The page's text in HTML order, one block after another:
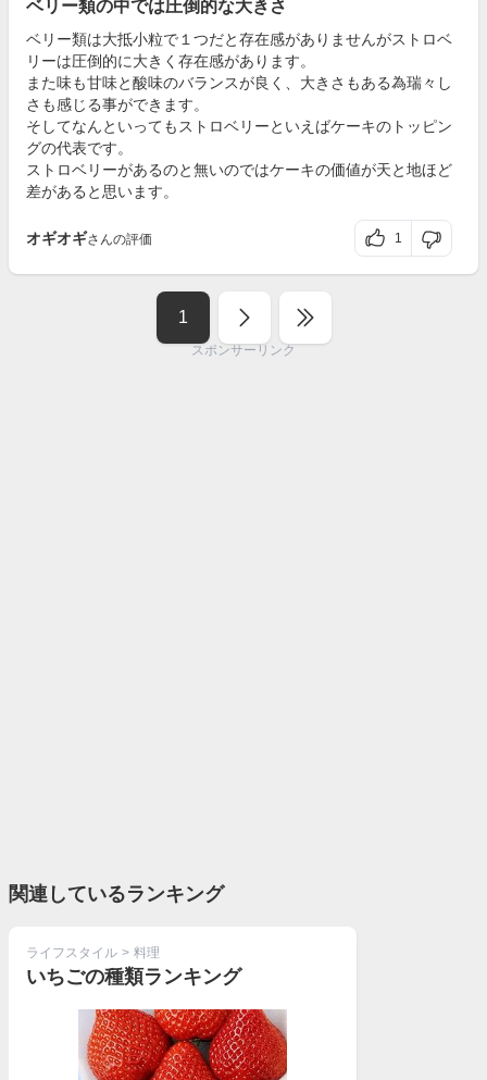
ベリー類の中では圧倒的な大きさ
ベリー類は大抵小粒で１つだと存在感がありませんがストロベ
リーは圧倒的に大きく存在感があります。
また味も甘味と酸味のバランスが良く、大きさもある為瑞々し
さも感じる事ができます。
そしてなんといってもストロベリーといえばケーキのトッピン
グの代表です。
ストロベリーがあるのと無いのではケーキの価値が天と地ほど
差があると思います。
オギオギさんの評価 1
1
スポンサーリンク
関連しているランキング
ライフスタイル > 料理
いちごの種類ランキング